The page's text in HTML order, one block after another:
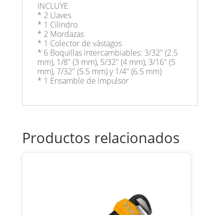
INCLUYE
* 2 Llaves
* 1 Cilindro
* 2 Mordazas
* 1 Colector de vástagos
* 6 Boquillas intercambiables: 3/32" (2.5
mm), 1/8" (3 mm), 5/32" (4 mm), 3/16" (5
mm), 7/32" (5.5 mm) y 1/4" (6.5 mm)
* 1 Ensamble de impulsor
Productos relacionados